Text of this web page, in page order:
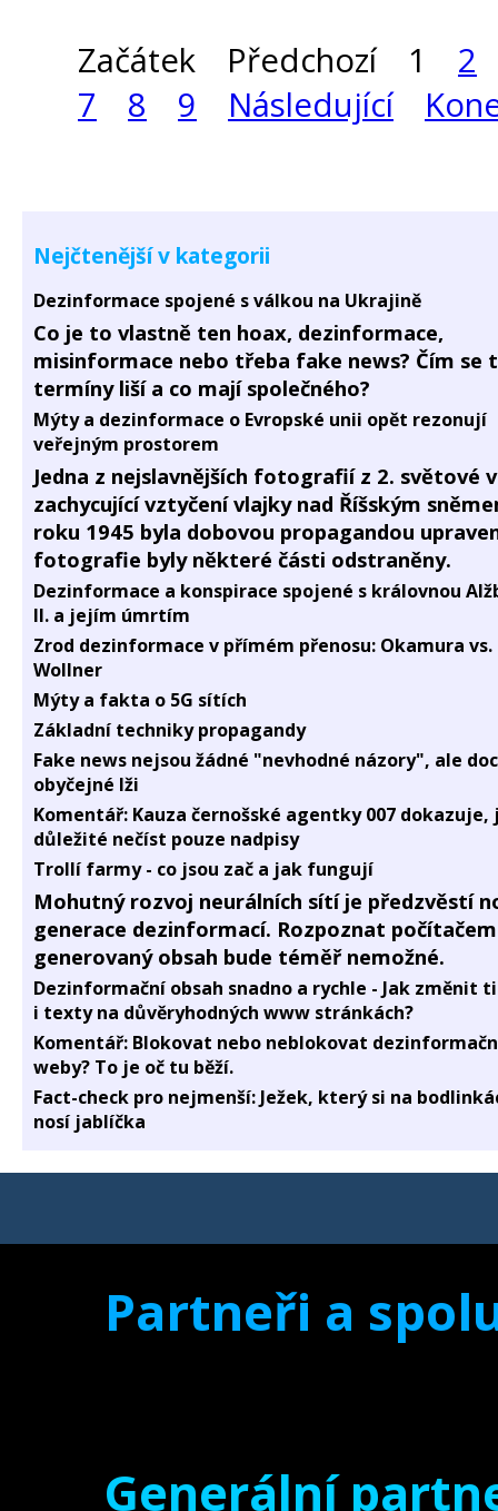
Začátek
Předchozí 1
2
7
8 9 Následující
Nejčtenější v kategorii
Dezinformace spojené s válkou na Ukrajině
Co je to vlastně ten hoax, dezinformace,
misinformace nebo třeba fake news? Čím se
termíny liší a co mají společného?
Mýty a dezinformace o Evropské unii opět rezonují
veřejným prostorem
Jedna z nejslavnějších fotografií z 2. světové
zachycující vztyčení vlajky nad Říšským
roku 1945 byla dobovou propagandou
fotografie byly některé části odstraněny.
Dezinformace a konspirace spojené s královnou
II. a jejím úmrtím
Zrod dezinformace v přímém přenosu: Okamura vs.
Wollner
Mýty a fakta o 5G sítích
Základní techniky propagandy
Fake news nejsou žádné "nevhodné názory", ale
obyčejné lži
Komentář: Kauza černošské agentky 007 dokazuje,
důležité nečíst pouze nadpisy
Trollí farmy - co jsou zač a jak fungují
Mohutný rozvoj neurálních sítí je předzvěstí
generace dezinformací. Rozpoznat počítačem
generovaný obsah bude téměř nemožné.
Dezinformační obsah snadno a rychle - Jak změnit
i texty na důvěryhodných www stránkách?
Komentář: Blokovat nebo neblokovat
weby? To je oč tu běží.
Fact-check pro nejmenší: Ježek, který si na
nosí jablíčka
Partneři a
Generální